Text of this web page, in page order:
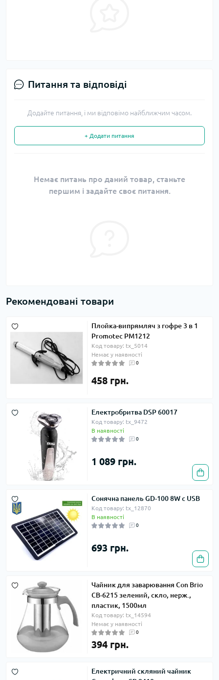
Питання та відповіді
Додайте питання, і ми відповімо найближчим часом.
+ Додати питання
Немає питань про даний товар, станьте
першим і задайте своє питання.
Рекомендовані товари
Плойка-випрямляч з гофре 3 в 1
Promotec PM1212
Код товару: tx_5014
Немає у наявності
0
458 грн.
Електробритва DSP 60017
Код товару: tx_9472
В наявності
0
1 089 грн.
Сонячна панель GD-100 8W c USB
Код товару: tx_12870
В наявності
0
693 грн.
Чайник для заварювання Con Brio
СВ-6215 зелений, скло, нерж.,
пластик, 1500мл
Код товару: tx_14594
Немає у наявності
0
394 грн.
Електричний скляний чайник